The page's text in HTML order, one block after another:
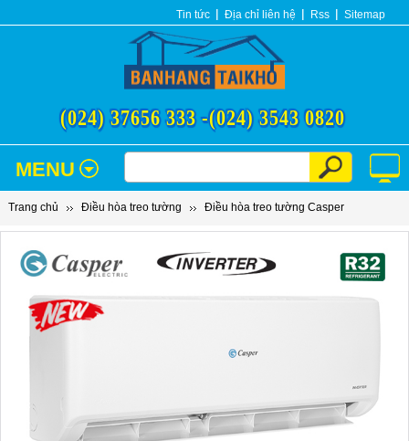
Tin tức Địa chỉ liên hệ Rss Sitemap
(024) 37656 333 -(024) 3543 0820
MENU
Trang chủ Điều hòa treo tường Điều hòa treo tường Casper